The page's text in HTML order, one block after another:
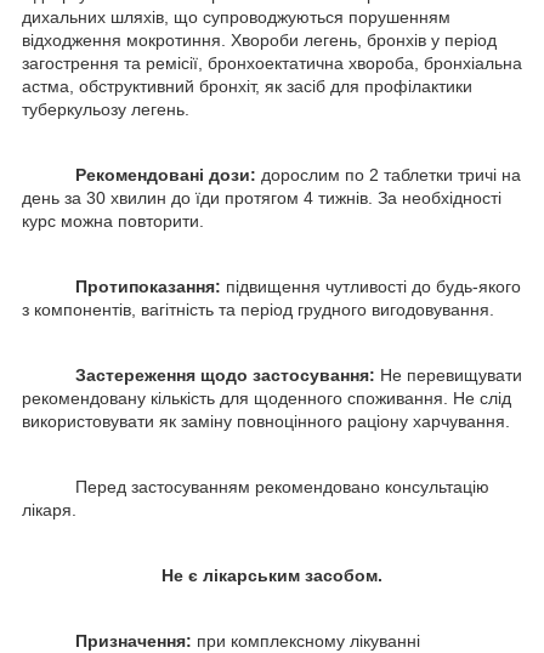
дихальних шляхів, що супроводжуються порушенням
відходження мокротиння. Хвороби легень, бронхів у період
загострення та ремісії, бронхоектатична хвороба, бронхіальна
астма, обструктивний бронхіт, як засіб для профілактики
туберкульозу легень.
Рекомендовані дози: дорослим по 2 таблетки тричі на
день за 30 хвилин до їди протягом 4 тижнів. За необхідності
курс можна повторити.
Протипоказання: підвищення чутливості до будь-якого
з компонентів, вагітність та період грудного вигодовування.
Застереження щодо застосування: Не перевищувати
рекомендовану кількість для щоденного споживання. Не слід
використовувати як заміну повноцінного раціону харчування.
Перед застосуванням рекомендовано консультацію
лікаря.
Не є лікарським засобом.
Призначення: при комплексному лікуванні